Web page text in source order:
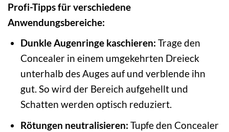
Profi-Tipps für verschiedene
Anwendungsbereiche:
Dunkle Augenringe kaschieren: Trage den
Concealer in einem umgekehrten Dreieck
unterhalb des Auges auf und verblende ihn
gut. So wird der Bereich aufgehellt und
Schatten werden optisch reduziert.
Rötungen neutralisieren: Tupfe den Concealer